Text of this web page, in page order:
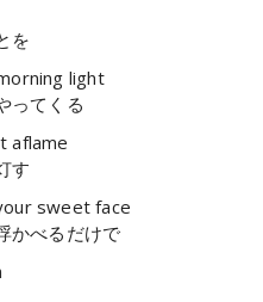
を
light
ってくる
aflame
す
sweet face
かべるだけで